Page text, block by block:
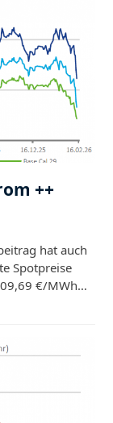
++
hat auch
Spotpreise
€/MWh…